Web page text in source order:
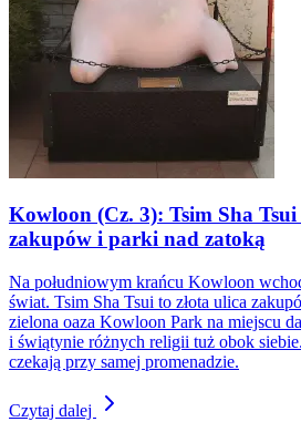
Kowloon (Cz. 3): Tsim Sha Tsui
zakupów i parki nad zatoką
Na południowym krańcu Kowloon
świat. Tsim Sha Tsui to złota ulica
zielona oaza Kowloon Park na miejscu
i świątynie różnych religii tuż obok
czekają przy samej promenadzie.
Czytaj dalej